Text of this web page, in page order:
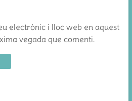
electrònic i lloc web en aquest
vegada que comenti.